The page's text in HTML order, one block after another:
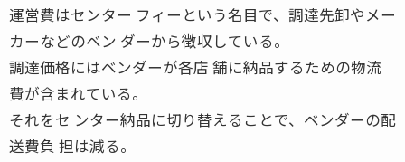
運営費はセンター フィーという名目で、調達先卸やメー
カーなどのベン ダーから徴収している。
調達価格にはベンダーが各店 舗に納品するための物流
費が含まれている。
それをセ ンター納品に切り替えることで、ベンダーの配
送費負 担は減る。